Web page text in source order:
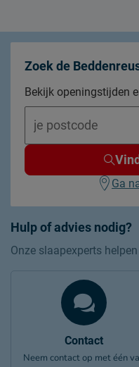
Hulp of advies nodig?
Onze slaapexperts
Contact
Neem contact op met één
Zoek de
Bekijk openingstijden
Ga